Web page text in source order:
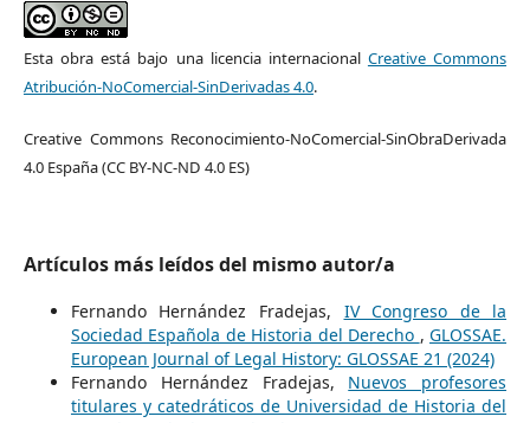
Esta obra está bajo una licencia internacional Creative Commons
Atribución-NoComercial-SinDerivadas 4.0.
Creative Commons Reconocimiento-NoComercial-SinObraDerivada
4.0 España (CC BY-NC-ND 4.0 ES)
Artículos más leídos del mismo autor/a
Fernando Hernández Fradejas, IV Congreso de la
Sociedad Española de Historia del Derecho ,GLOSSAE.
European Journal of Legal History: GLOSSAE 21 (2024)
Fernando Hernández Fradejas, Nuevos profesores
titulares y catedráticos de Universidad de Historia del